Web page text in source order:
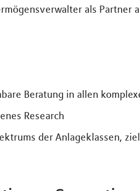
als Partner
Beratung in allen
Research
der Anlageklassen,